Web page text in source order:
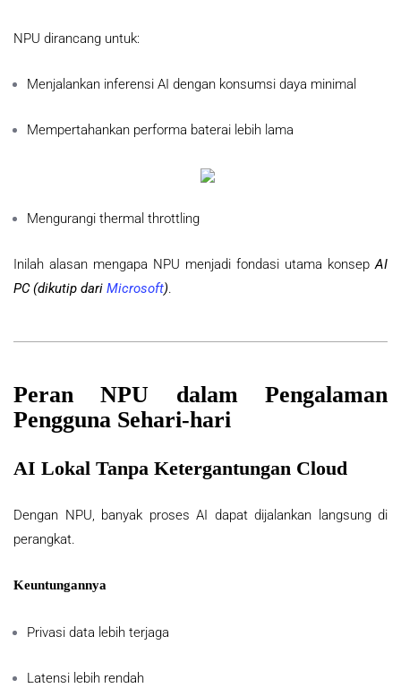
NPU dirancang untuk:
Menjalankan inferensi AI dengan konsumsi daya minimal
Mempertahankan performa baterai lebih lama
Mengurangi thermal throttling
Inilah alasan mengapa NPU menjadi fondasi utama konsepAI
PC (dikutip dari Microsoft).
Peran NPU dalam Pengalaman
Pengguna Sehari-hari
AI Lokal Tanpa Ketergantungan Cloud
Dengan NPU, banyak proses AI dapat dijalankan langsung di
perangkat.
Keuntungannya
Privasi data lebih terjaga
Latensi lebih rendah